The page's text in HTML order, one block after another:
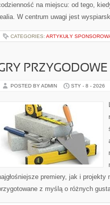
na miejscu: od tego,
W centrum uwagi jest
CATEGORIES: ARTYKUŁY
PRZYGODOWE
POSTED BY ADMIN STY - 8 - 2026
premiery, jak i
z myślą o różnych